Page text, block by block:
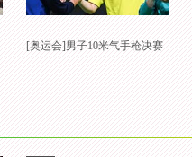
[奥运会]男子10米气手枪决赛